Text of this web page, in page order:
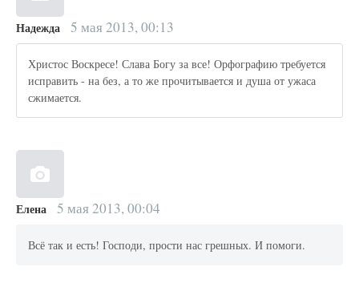
Надежда 5 мая 2013, 00:13
Христос Воскресе! Слава Богу за все! Орфографию требуется
исправить - на без, а то же прочитывается и душа от ужаса
сжимается.
Елена 5 мая 2013, 00:04
Всё так и есть! Господи, прости нас грешных. И помоги.